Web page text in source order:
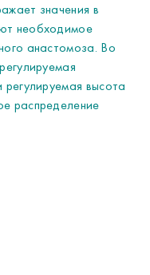
значения в
необходимое
анастомоза. Во
высота
распределение